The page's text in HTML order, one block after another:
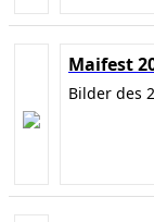
Maifest
Bilder des